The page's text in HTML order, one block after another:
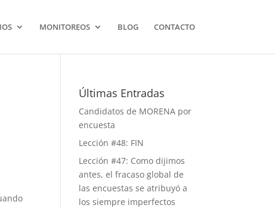
MONITOREOS BLOG CONTACTO
Últimas Entradas
Candidatos de MORENA por
encuesta
Lección #48: FIN
Lección #47: Como dijimos
antes, el fracaso global de
las encuestas se atribuyó a
los siempre imperfectos